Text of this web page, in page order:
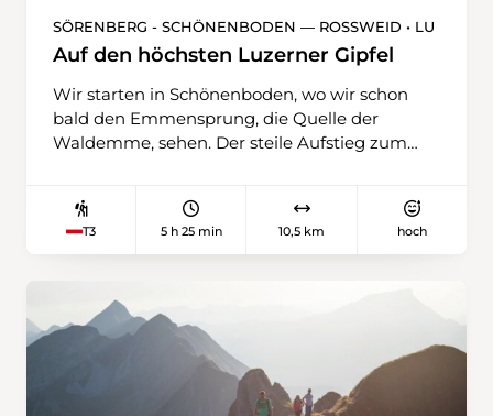
SÖRENBERG - SCHÖNENBODEN — ROSSWEID • LU
Auf den höchsten Luzerner Gipfel
Wir starten in Schönenboden, wo wir schon
bald den Emmensprung, die Quelle der
Waldemme, sehen. Der steile Aufstieg zum
Brienzer Rothorns. Der Abstieg über das
Lättgässli, ein mit Treppen versehener
Moorlandschaften wird die Rossweid erreicht.
Hier bringt uns die Gondelbahn zurück nach
T3 5 h 25 min 10,5 km hoch